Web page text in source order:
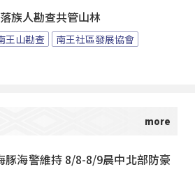
族人勘查共管山林
王山勘查
南王社區發展協會
豚海警維持 8/8-8/9晨中北部防豪